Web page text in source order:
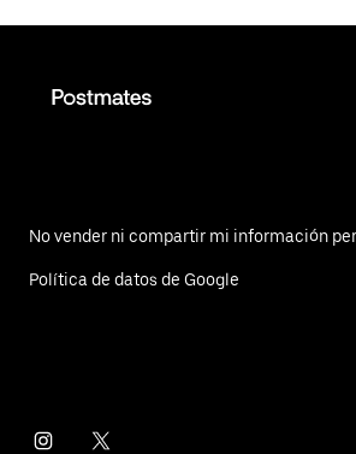
No vender ni compartir mi información
Política de datos de Google